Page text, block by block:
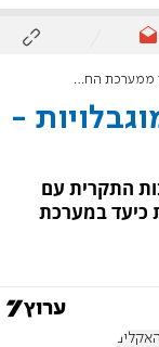
החינוך
-
התקרית עם
כיעד במערכת